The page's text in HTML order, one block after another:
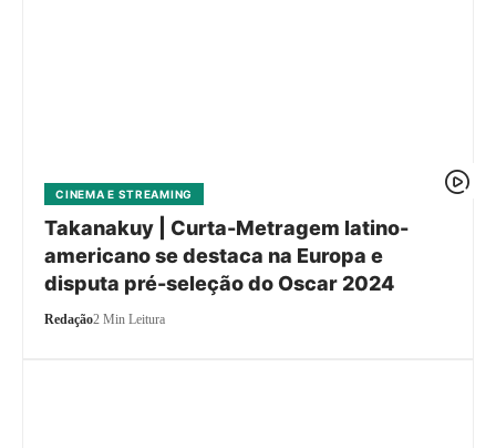
CINEMA E STREAMING
Takanakuy | Curta-Metragem latino-
americano se destaca na Europa e
disputa pré-seleção do Oscar 2024
Redação2 Min Leitura